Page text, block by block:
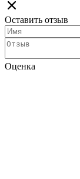
Оставить отзыв
Оценка